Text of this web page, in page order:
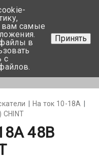
+375 17-350-99-56
+375 44-752-82-08
Задать вопрос
На ток 10-18А
48В
вам самые
в
с
Принять